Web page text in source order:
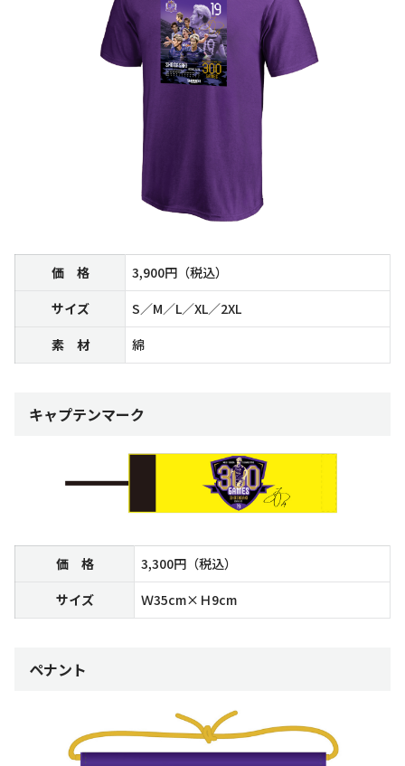
価 格
3,900円（税込）
サイズ
S／M／L／XL／2XL
素 材
綿
キャプテンマーク
価 格
3,300円（税込）
サイズ
Ｗ35cm×Ｈ9cm
ペナント